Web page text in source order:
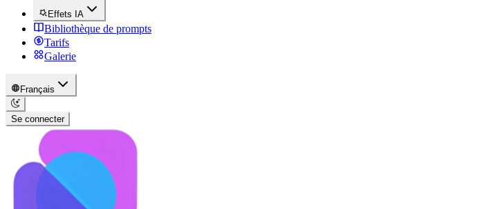
Effets IA
Bibliothèque de prompts
Tarifs
Galerie
Français
Se connecter